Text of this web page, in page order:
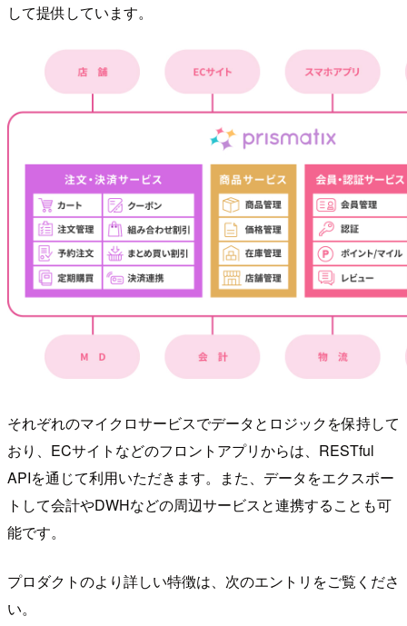
して提供しています。
それぞれのマイクロサービスでデータとロジックを保持して
おり、ECサイトなどのフロントアプリからは、RESTful
APIを通じて利用いただきます。また、データをエクスポー
トして会計やDWHなどの周辺サービスと連携することも可
能です。
プロダクトのより詳しい特徴は、次のエントリをご覧くださ
い。